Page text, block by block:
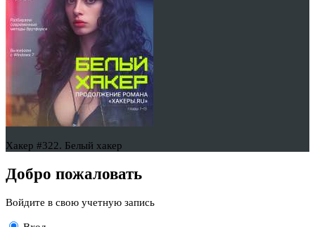
Хакер #322. Белый хакер
Добро пожаловать
Войдите в свою учетную запись